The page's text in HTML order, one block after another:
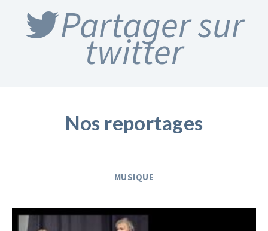
Partager sur
twitter
Nos reportages
MUSIQUE